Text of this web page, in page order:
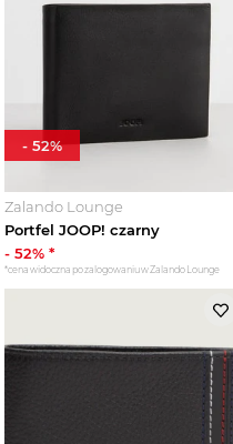
Zalando Lounge
Portfel JOOP! czarny
-52% *
*cena widoczna po zalogowaniu w Zalando Lounge
-52%